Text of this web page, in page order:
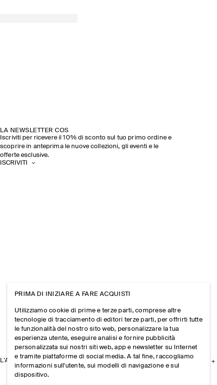
LA NEWSLETTER COS
Iscriviti per ricevere il 10% di sconto sul tuo primo ordine e
scoprire in anteprima le nuove collezioni, gli eventi e le
offerte esclusive.
ISCRIVITI
L'AZIENDA
PRIMA DI INIZIARE A FARE ACQUISTI
Utilizziamo cookie di prime e terze parti, comprese altre
tecnologie di tracciamento di editori terze parti, per offrirti tutte
le funzionalità del nostro sito web, personalizzare la tua
esperienza utente, eseguire analisi e fornire pubblicità
personalizzata sui nostri siti web, app e newsletter su Internet
e tramite piattaforme di social media. A tal fine, raccogliamo
informazioni sull'utente, sui modelli di navigazione e sul
dispositivo.